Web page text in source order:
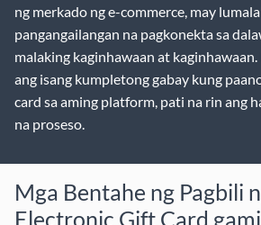
ng merkado ng e-commerce, may
pangangailangan na pagkonekta sa
malaking kaginhawaan at
ang isang kumpletong gabay kung
card sa aming platform, pati na rin ang
na proseso.
Mga Bentahe ng Pagbili
Electronic Gift Card